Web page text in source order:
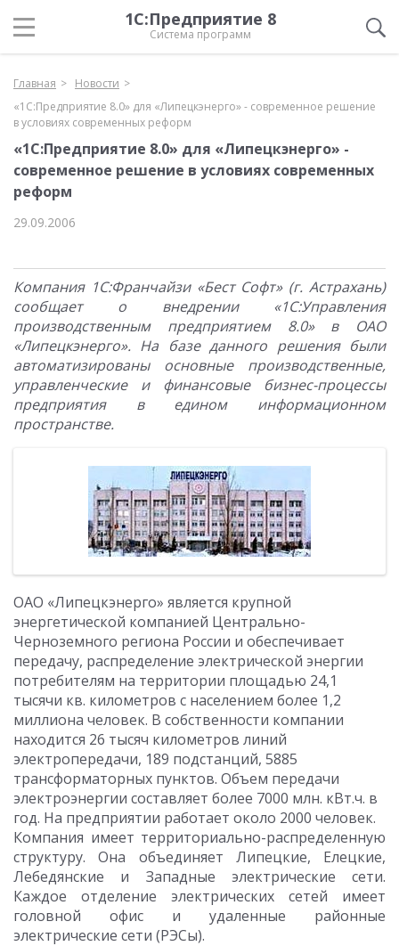
1С:Предприятие 8
Система программ
Главная
Новости
«1С:Предприятие 8.0» для «Липецкэнерго» - современное решение
в условиях современных реформ
«1С:Предприятие 8.0» для «Липецкэнерго» -
современное решение в условиях современных
реформ
29.09.2006
Компания 1С:Франчайзи «Бест Софт» (г. Астрахань)
сообщает о внедрении «1С:Управления
производственным предприятием 8.0» в ОАО
«Липецкэнерго». На базе данного решения были
автоматизированы основные производственные,
управленческие и финансовые бизнес-процессы
предприятия в едином информационном
пространстве.
ОАО «Липецкэнерго» является крупной
энергетической компанией Центрально-
Черноземного региона России и обеспечивает
передачу, распределение электрической энергии
потребителям на территории площадью 24,1
тысячи кв. километров с населением более 1,2
миллиона человек. В собственности компании
находится 26 тысяч километров линий
электропередачи, 189 подстанций, 5885
трансформаторных пунктов. Объем передачи
электроэнергии составляет более 7000 млн. кВт.ч. в
год. На предприятии работает около 2000 человек.
Компания имеет территориально-распределенную
структуру. Она объединяет Липецкие, Елецкие,
Лебедянские и Западные электрические сети.
Каждое отделение электрических сетей имеет
головной офис и удаленные районные
электрические сети (РЭСы).